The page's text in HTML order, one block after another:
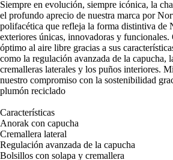
Siempre en evolución, siempre icónica, la
el profundo aprecio de nuestra marca por
polifacética que refleja la forma distintiva de
exteriores únicas, innovadoras y
óptimo al aire libre gracias a sus
como la regulación avanzada de la capucha,
cremalleras laterales y los puños interiores.
nuestro compromiso con la sostenibilidad
plumón reciclado
Características
Anorak con capucha
Cremallera lateral
Regulación avanzada de la capucha
Bolsillos con solapa y cremallera